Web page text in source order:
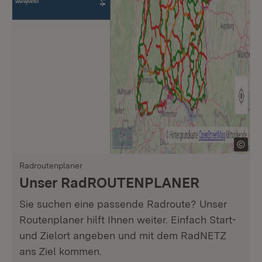
Radroutenplaner
Unser RadROUTENPLANER
Sie suchen eine passende Radroute? Unser
Routenplaner hilft Ihnen weiter. Einfach Start-
und Zielort angeben und mit dem RadNETZ
ans Ziel kommen.